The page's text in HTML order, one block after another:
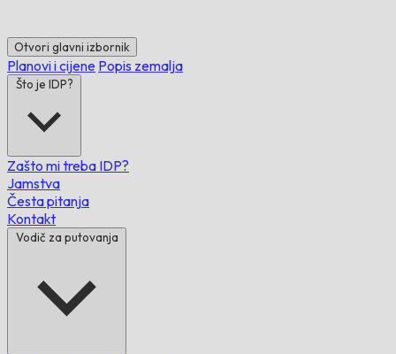
Otvori glavni izbornik
Planovi i cijene Popis zemalja
Što je IDP?
Zašto mi treba IDP?
Jamstva
Česta pitanja
Kontakt
Vodič za putovanja